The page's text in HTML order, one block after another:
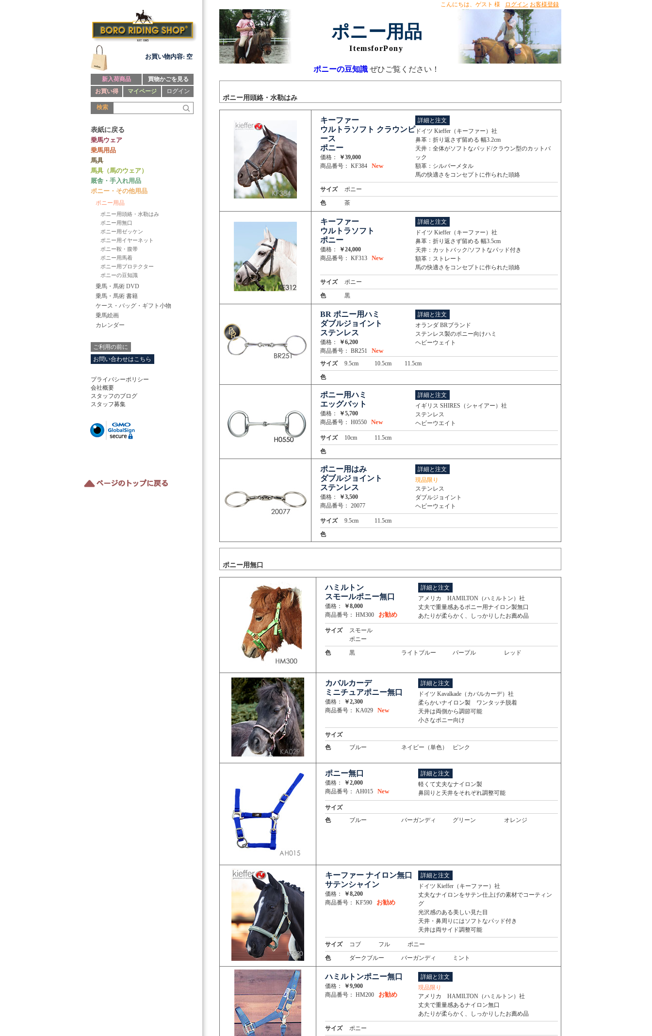
お買い物内容: 空
新入荷商品
買物かごを見る
お買い得
マイページ ログイン
検索
表紙に戻る
乗馬ウェア
乗馬用品
馬具
馬具（馬のウェア）
厩舎・手入れ用品
ポニー・その他用品
ポニー用品
ポニー用頭絡・水勒はみ
ポニー用無口
ポニー用ゼッケン
ポニー用イヤーネット
ポニー鞍・腹帯
ポニー用馬着
ポニー用プロテクター
ポニーの豆知識
乗馬・馬術 DVD
乗馬・馬術 書籍
ケース・バッグ・ギフト小物
乗馬絵画
カレンダー
ご利用の前に
お問い合わせはこちら
プライバシーポリシー
会社概要
スタッフのブログ
スタッフ募集
ポニー用品
ItemsforPony
ポニーの豆知識 ぜひご覧ください！
ポニー用頭絡・水勒はみ
キーファー
ウルトラソフト クラウンピ
ース
ポニー
価格：
￥39,000
商品番号： KF384 New
詳細と注文
ドイツ Kieffer（キーファー）社
鼻革：折り返さず留める 幅3.2cm
天井：全体がソフトなパッド/クラウン型のカットバ
ック
額革：シルバーメタル
馬の快適さをコンセプトに作られた頭絡
サイズ
ポニー
色
茶
キーファー
ウルトラソフト
ポニー
価格：
￥24,000
商品番号： KF313 New
詳細と注文
ドイツ Kieffer（キーファー）社
鼻革：折り返さず留める 幅3.5cm
天井：カットバック/ソフトなパッド付き
額革：ストレート
馬の快適さをコンセプトに作られた頭絡
サイズ
ポニー
色
黒
BR ポニー用ハミ
ダブルジョイント
ステンレス
価格：
￥6,200
商品番号： BR251 New
詳細と注文
オランダ BRブランド
ステンレス製のポニー向けハミ
ヘビーウェイト
サイズ 9.5cm 10.5cm
11.5cm
色
ポニー用ハミ
エッグバット
価格：
￥5,700
商品番号： H0550 New
詳細と注文
イギリス SHIRES（シャイアー）社
ステンレス
ヘビーウエイト
サイズ 10cm
11.5cm
色
ポニー用はみ
ダブルジョイント
ステンレス
価格：
￥3,500
商品番号： 20077
詳細と注文
現品限り
ステンレス
ダブルジョイント
ヘビーウェイト
サイズ 9.5cm
11.5cm
色
ポニー用無口
ハミルトン
スモールポニー無口
価格：
￥8,000
商品番号： HM300 お勧め
詳細と注文
アメリカ HAMILTON（ハミルトン）社
丈夫で重量感あるポニー用ナイロン製無口
あたりが柔らかく、しっかりしたお薦め品
サイズ
スモール
ポニー
色
黒 ライトブルー パープル レッド
カバルカーデ
ミニチュアポニー無口
価格：
￥2,300
商品番号： KA029 New
詳細と注文
ドイツ Kavalkade（カバルカーデ）社
柔らかいナイロン製 ワンタッチ脱着
天井は両側から調節可能
小さなポニー向け
サイズ
色
ブルー ネイビー（単色） ピンク
ポニー無口
価格：
￥2,000
商品番号： AH015 New
詳細と注文
軽くて丈夫なナイロン製
鼻回りと天井をそれぞれ調整可能
サイズ
色
ブルー バーガンディ グリーン オレンジ
キーファー ナイロン無口
サテンシャイン
価格：
￥8,200
商品番号： KF590 お勧め
詳細と注文
ドイツ Kieffer（キーファー）社
丈夫なナイロンをサテン仕上げの素材でコーティン
グ
光沢感のある美しい見た目
天井・鼻周りにはソフトなパッド付き
天井は両サイド調整可能
サイズ コブ フル
ポニー
色
ダークブルー バーガンディ ミント
ハミルトンポニー無口
価格：
￥9,900
商品番号： HM200 お勧め
詳細と注文
現品限り
アメリカ HAMILTON（ハミルトン）社
丈夫で重量感あるナイロン無口
あたりが柔らかく、しっかりしたお薦め品
サイズ
ポニー
こんにちは、 ゲスト 様 ログイン お客様登録